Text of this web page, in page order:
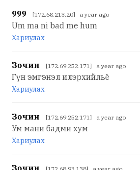
999 [172.68.213.20] a year ago
Um ma ni bad me hum
Хариулах
Зочин [172.69.252.171] a year ago
Гүн эмгэнэл илэрхийльё
Хариулах
Зочин [172.69.252.171] a year ago
Ум мани бадми хум
Хариулах
Зочин